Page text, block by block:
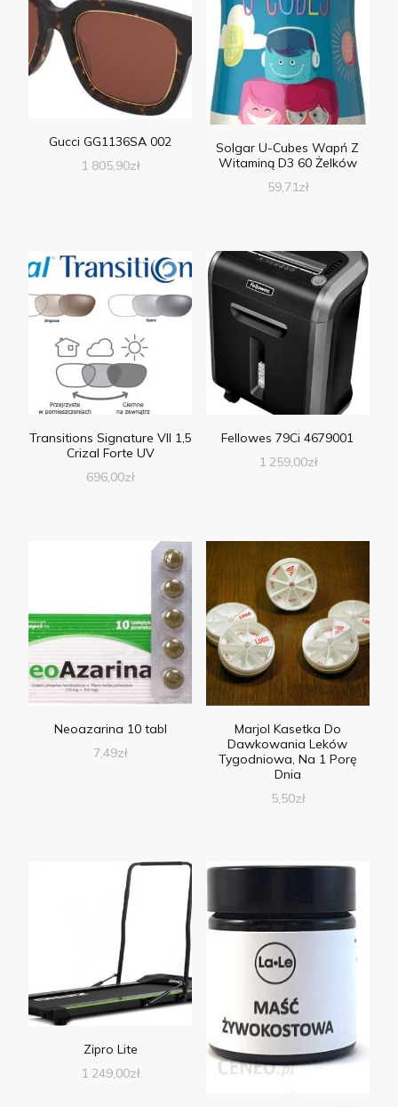
Gucci GG1136SA 002
1 805,90zł
Solgar U-Cubes Wapń Z
Witaminą D3 60 Żelków
59,71zł
Transitions Signature VII 1,5
Crizal Forte UV
696,00zł
Fellowes 79Ci 4679001
1 259,00zł
Neoazarina 10 tabl
7,49zł
Marjol Kasetka Do
Dawkowania Leków
Tygodniowa, Na 1 Porę
Dnia
5,50zł
Zipro Lite
1 249,00zł